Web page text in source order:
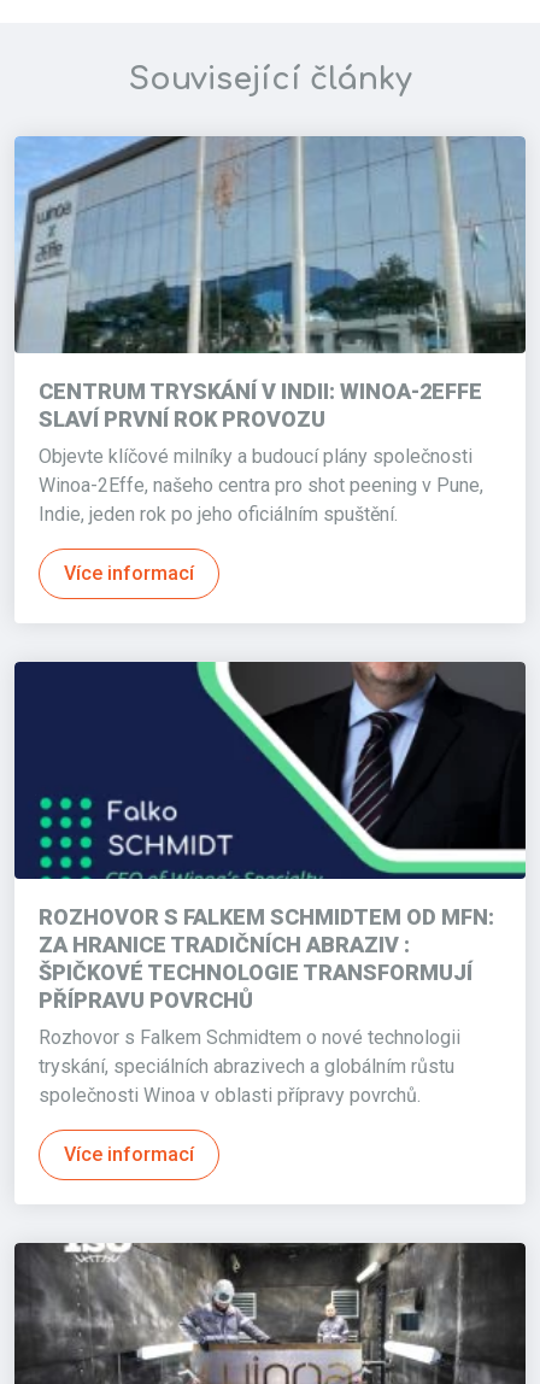
Související články
CENTRUM TRYSKÁNÍ V INDII: WINOA-2EFFE
SLAVÍ PRVNÍ ROK PROVOZU
Objevte klíčové milníky a budoucí plány společnosti
Winoa-2Effe, našeho centra pro shot peening v Pune,
Indie, jeden rok po jeho oficiálním spuštění.
Více informací
ROZHOVOR S FALKEM SCHMIDTEM OD MFN:
ZA HRANICE TRADIČNÍCH ABRAZIV :
ŠPIČKOVÉ TECHNOLOGIE TRANSFORMUJÍ
PŘÍPRAVU POVRCHŮ
Rozhovor s Falkem Schmidtem o nové technologii
tryskání, speciálních abrazivech a globálním růstu
společnosti Winoa v oblasti přípravy povrchů.
Více informací